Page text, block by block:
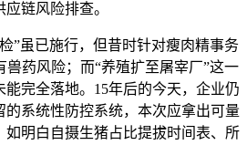
应链风险排查。
虽已施行，但昔时针对瘦肉精事务
兽药风险；而“养殖扩至屠宰厂”这一
完全落地。15年后的今天，企业仍
的系统性防控系统，本次应拿出可量
如明白自摄生猪占比提拔时间表、所